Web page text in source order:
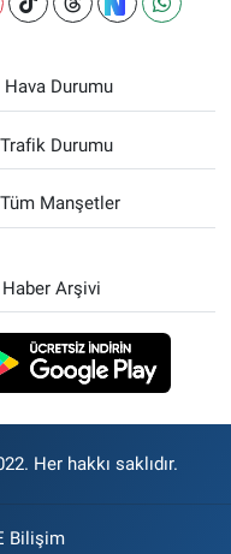
Hava Durumu
Trafik Durumu
Tüm Manşetler
Haber Arşivi
Her hakkı saklıdır.
Bilişim